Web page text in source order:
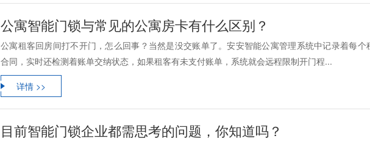
公寓智能门锁与常见的公寓房卡有什么区别？
公寓租客回房间打不开门，怎么回事？当然是没交账单了。安安智能公寓管理系统中记录着每个
合同，实时还检测着账单交纳状态，如果租客有未支付账单，系统就会远程限制开门程...
详情 >>
目前智能门锁企业都需思考的问题，你知道吗？